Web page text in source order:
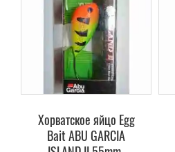
Хорватское яйцо Egg
Bait ABU GARCIA